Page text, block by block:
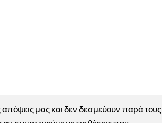
μας και δεν δεσμεύουν παρά τους